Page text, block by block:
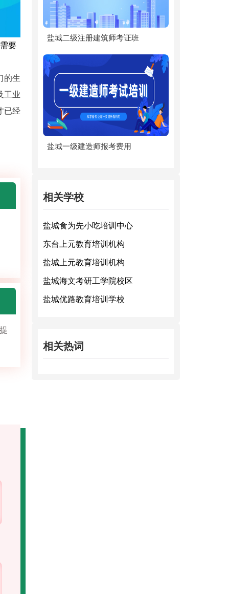
要
的生
工业
已经
盐城二级注册建筑师考证班
盐城一级建造师报考费用
相关学校
盐城食为先小吃培训中心
东台上元教育培训机构
盐城上元教育培训机构
盐城海文考研工学院校区
盐城优路教育培训学校
相关热词